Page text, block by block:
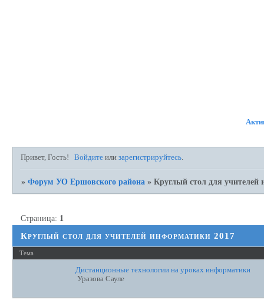
Привет, Гость! Войдите илизарегистрируйтесь.
»Форум УО Ершовского района »Круглый стол для учителей
Круглый стол для учителей информатики 2017
Страница: 1
Тема
Дистанционные технологии на уроках информатики
Уразова Сауле